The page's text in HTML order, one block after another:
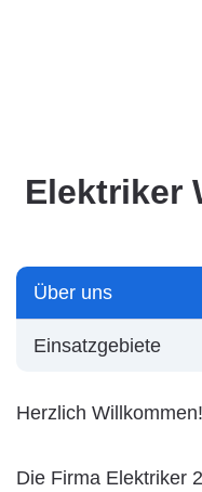
Elektriker
Über uns
Einsatzgebiete
Herzlich Willkommen!
Die Firma Elektriker